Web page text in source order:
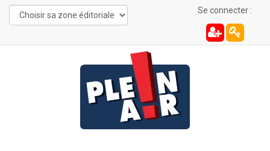
Se connecter :